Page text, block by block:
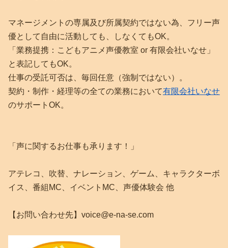
マネージメントの専属及び所属契約ではない為、フリー声
優として自由に活動しても、しなくてもOK。
「業務提携：こどもアニメ声優教室 or 有限会社いなせ」
と表記してもOK。
仕事の受託可否は、毎回任意（強制ではない）。
契約・制作・経理等の全ての業務において有限会社いなせ
のサポートOK。
「声に関するお仕事も承ります！」
アテレコ、吹替、ナレーション、ゲーム、キャラクターボ
イス、番組MC、イベントMC、声優体験会 他
【お問い合わせ先】voice@e-na-se.com